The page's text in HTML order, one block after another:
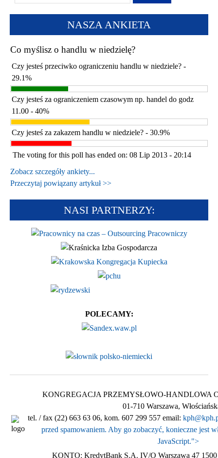
NASZA ANKIETA
Co myślisz o handlu w niedzielę?
Czy jesteś przeciwko ograniczeniu handlu w niedziele? -
29.1%
Czy jesteś za ograniczeniem czasowym np. handel do godz
11.00 - 40%
Czy jesteś za zakazem handlu w niedziele? - 30.9%
The voting for this poll has ended on: 08 Lip 2013 - 20:14
Zobacz szczegóły ankiety...
Przeczytaj powiązany artykuł >>
NASI PARTNERZY:
POLECAMY:
KONGREGACJA PRZEMYSŁOWO-HANDLOWA
01-710 Warszawa,
tel. / fax (22) 663 63 06, kom. 607 299 557 email:
przed spamowaniem. Aby go zobaczyć, konieczne jest
JavaScript.">
KONTO: KredytBank S.A. IV/O Warszawa 47 1500